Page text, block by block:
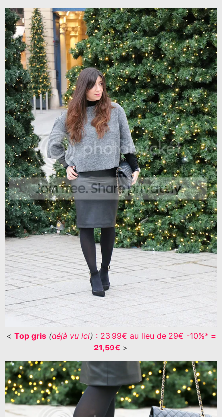
< Top gris(déjà vu ici) : 23,99€ au lieu de 29€ -10%* =
21,59€ >